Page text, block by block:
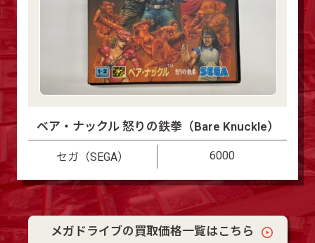
ベア・ナックル 怒りの鉄拳（Bare Knuckle）
セガ（SEGA） 6000
メガドライブの買取価格一覧はこちら